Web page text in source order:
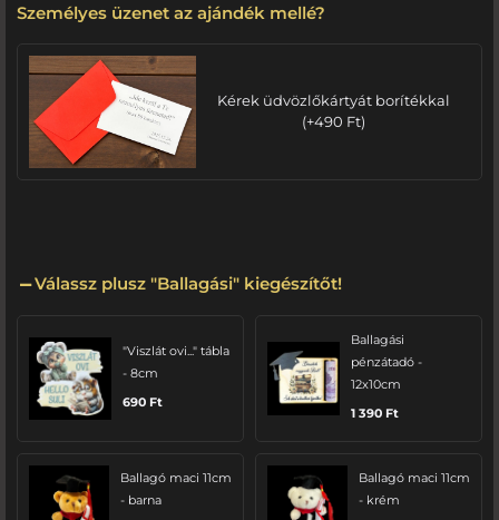
Személyes üzenet az ajándék mellé?
Kérek üdvözlőkártyát borítékkal
(+490 Ft)
Válassz plusz "Ballagási" kiegészítőt!
"Viszlát ovi..." tábla
- 8cm
690 Ft
Ballagási
pénzátadó -
12x10cm
1 390 Ft
Ballagó maci 11cm
- barna
Ballagó maci 11cm
- krém